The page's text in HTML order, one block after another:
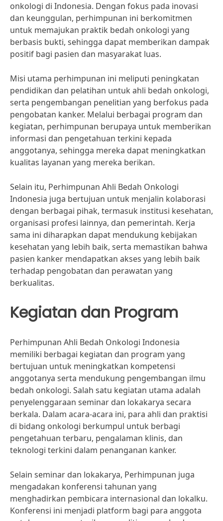
onkologi di Indonesia. Dengan fokus pada inovasi
dan keunggulan, perhimpunan ini berkomitmen
untuk memajukan praktik bedah onkologi yang
berbasis bukti, sehingga dapat memberikan dampak
positif bagi pasien dan masyarakat luas.
Misi utama perhimpunan ini meliputi peningkatan
pendidikan dan pelatihan untuk ahli bedah onkologi,
serta pengembangan penelitian yang berfokus pada
pengobatan kanker. Melalui berbagai program dan
kegiatan, perhimpunan berupaya untuk memberikan
informasi dan pengetahuan terkini kepada
anggotanya, sehingga mereka dapat meningkatkan
kualitas layanan yang mereka berikan.
Selain itu, Perhimpunan Ahli Bedah Onkologi
Indonesia juga bertujuan untuk menjalin kolaborasi
dengan berbagai pihak, termasuk institusi kesehatan,
organisasi profesi lainnya, dan pemerintah. Kerja
sama ini diharapkan dapat mendukung kebijakan
kesehatan yang lebih baik, serta memastikan bahwa
pasien kanker mendapatkan akses yang lebih baik
terhadap pengobatan dan perawatan yang
berkualitas.
Kegiatan dan Program
Perhimpunan Ahli Bedah Onkologi Indonesia
memiliki berbagai kegiatan dan program yang
bertujuan untuk meningkatkan kompetensi
anggotanya serta mendukung pengembangan ilmu
bedah onkologi. Salah satu kegiatan utama adalah
penyelenggaraan seminar dan lokakarya secara
berkala. Dalam acara-acara ini, para ahli dan praktisi
di bidang onkologi berkumpul untuk berbagi
pengetahuan terbaru, pengalaman klinis, dan
teknologi terkini dalam penanganan kanker.
Selain seminar dan lokakarya, Perhimpunan juga
mengadakan konferensi tahunan yang
menghadirkan pembicara internasional dan lokalku.
Konferensi ini menjadi platform bagi para anggota